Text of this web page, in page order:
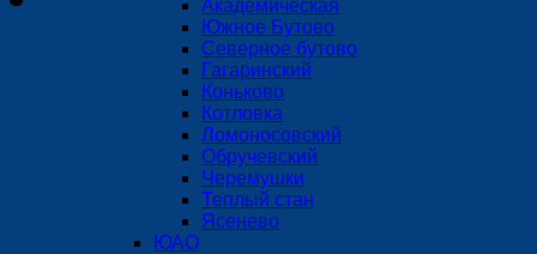
Академическая
Южное Бутово
Северное бутово
Гагаринский
Коньково
Котловка
Ломоносовский
Обручевский
Черемушки
Теплый стан
Ясенево
ЮАО